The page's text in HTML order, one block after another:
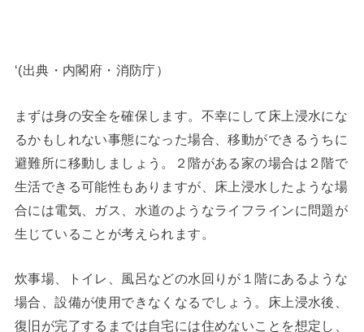
‘(出典・内閣府・消防庁）
まずは身の安全を確保します。不幸にして床上浸水にな
るかもしれない事態になった場合、移動ができるうちに
避難所に移動しましょう。２階がある家の場合は２階で
生活できる可能性もありますが、床上浸水したような場
合には電気、ガス、水道のようなライフラインに問題が
生じていることが考えられます。
炊事場、トイレ、風呂などの水回りが１階にあるような
場合、設備が使用できなくなるでしょう。床上浸水後、
復旧が完了するまでは自宅には住めないことを想定し、